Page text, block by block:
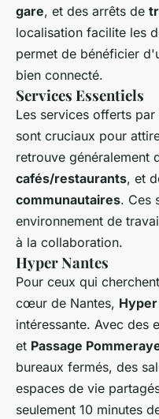
gare, et des arrêts de
localisation facilite les
permet de bénéficier
bien connecté.
Services Essentiels
Les services offerts
sont cruciaux pour
retrouve généralement
cafés/restaurants, et
communautaires. Ces
environnement de
à la collaboration.
Hyper Nantes
Pour ceux qui
cœur de Nantes,
intéressante. Avec des
et Passage
bureaux fermés, des
espaces de vie
seulement 10 minutes